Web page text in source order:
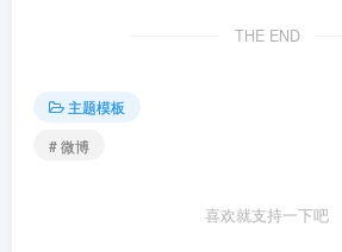
THE END
主题模板
# 微博
喜欢就支持一下吧